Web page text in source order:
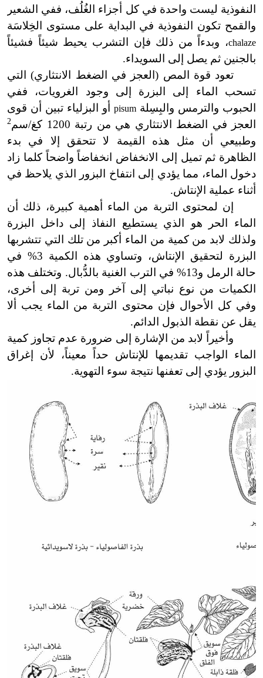
النفوذية ليست واحدة في كل أجزاء الغُلُف، ففي الشعير
والقمح تكون النفوذية في البداية على مستوى الخِلاسَة
chalaze، وبدءاً من ذلك فإن التشرب يحيط شيئاً فشيئاً
بالجنين ثم يصل إلى السويداء.
تعود قوة المص (العجز في الضغط الانتثاري) التي
تسحب الماء إلى البزرة إلى وجود الغرويات، ففي
الحبوب والترمس والبِسِلة pisum
أو البزلياء تبين أن قوى
العجز في الضغط الانتثاري هي من رتبة 1200 كغ/سم
2
وطبيعي أن مثل هذه القيمة لا تتحقق إلا في بدء
الظاهرة ثم تميل إلى الانخفاض انخفاضاً واضحاً كلما زاد
دخول الماء، مما يؤدي إلى انتفاخ البزور الذي يلاحظ في
أثناء عملية الإنتاش.
إن لمحتوى التربة من الماء أهمية كبيرة، ذلك أن
الماء الحر هو الذي يستطيع النفاذ إلى داخل البزرة
ولذلك لابد من كمية من الماء أكبر من تلك التي تتشربها
البزرة لتحقيق الإنتاش، وتساوي هذه الكمية 3% في
حالة الرمل و13% في الترب الغنية بالدُّبال. وتختلف هذه
الكميات من نوع نباتي إلى آخر ومن تربة إلى أخرى،
وفي كل الأحوال فإن محتوى التربة من الماء يجب ألا
يقل عن نقطة الذبول الدائم.
وأخيراً لابد من الإشارة إلى ضرورة عدم تجاوز كمية
الماء الواجب تقديمها للإنتاش حداً معيناً، لأن إغراق
البزور يؤدي إلى تعفنها نتيجة سوء التهوية.